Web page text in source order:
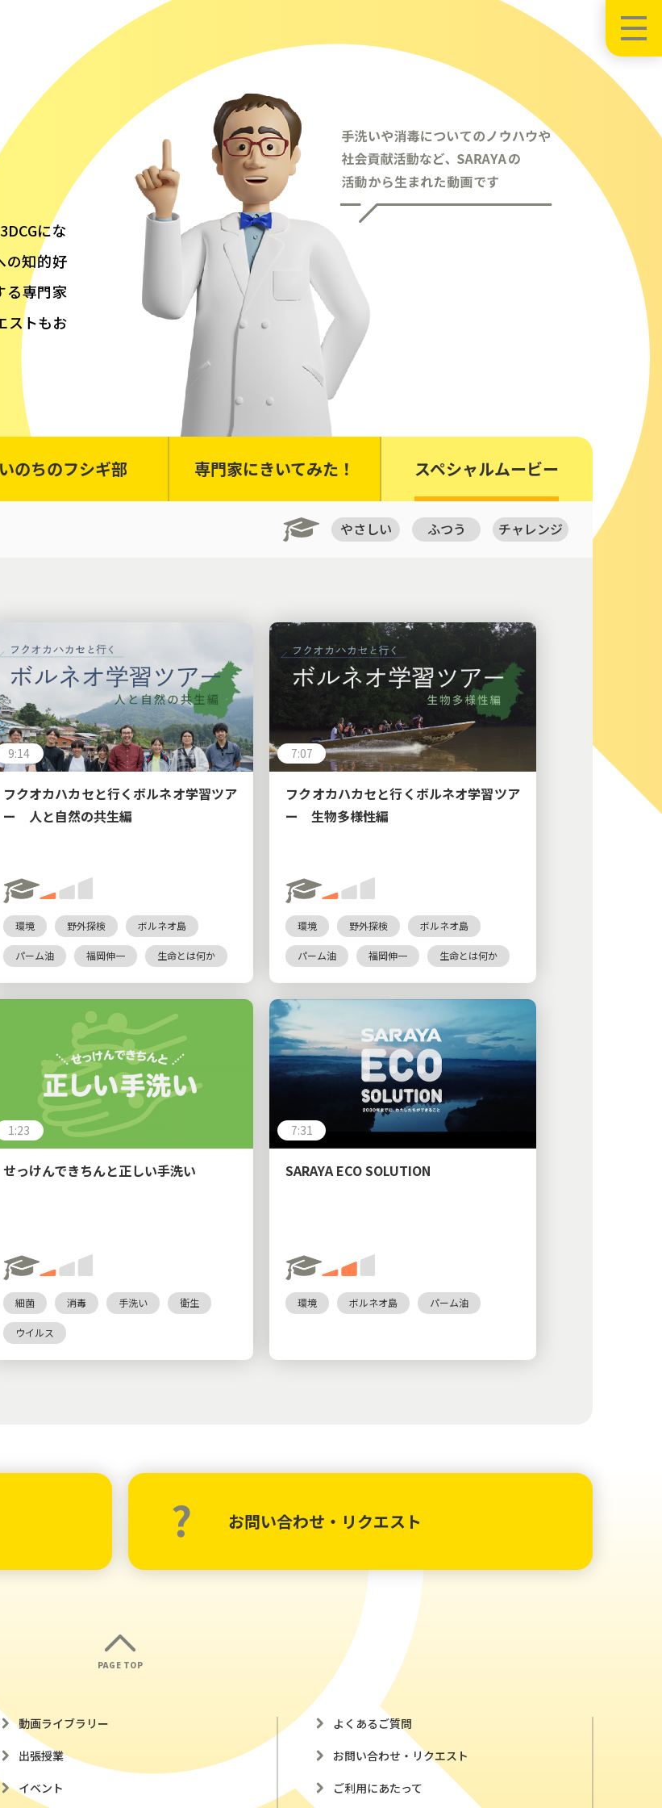
にな
の知的好
る専門家
ストもお
いのちのフシギ部 専門家にきいてみた！ スペシャルムービー
やさしい ふつう チャレンジ
9:14
フクオカハカセと行くボルネオ学習ツア
ー 人と自然の共生編
環境 野外探検 ボルネオ島
パーム油 福岡伸一 生命とは何か
7:07
フクオカハカセと行くボルネオ学習ツア
ー 生物多様性編
環境 野外探検 ボルネオ島
パーム油 福岡伸一 生命とは何か
1:23
せっけんできちんと正しい手洗い
細菌 消毒 手洗い 衛生
ウイルス
7:31
SARAYA ECO SOLUTION
環境 ボルネオ島 パーム油
お問い合わせ・リクエスト
PAGE TOP
動画ライブラリー
出張授業
イベント
よくあるご質問
お問い合わせ・リクエスト
ご利用にあたって